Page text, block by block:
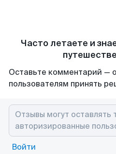
Часто летаете и
Оставьте комментарий —
пользователям принять
Войти